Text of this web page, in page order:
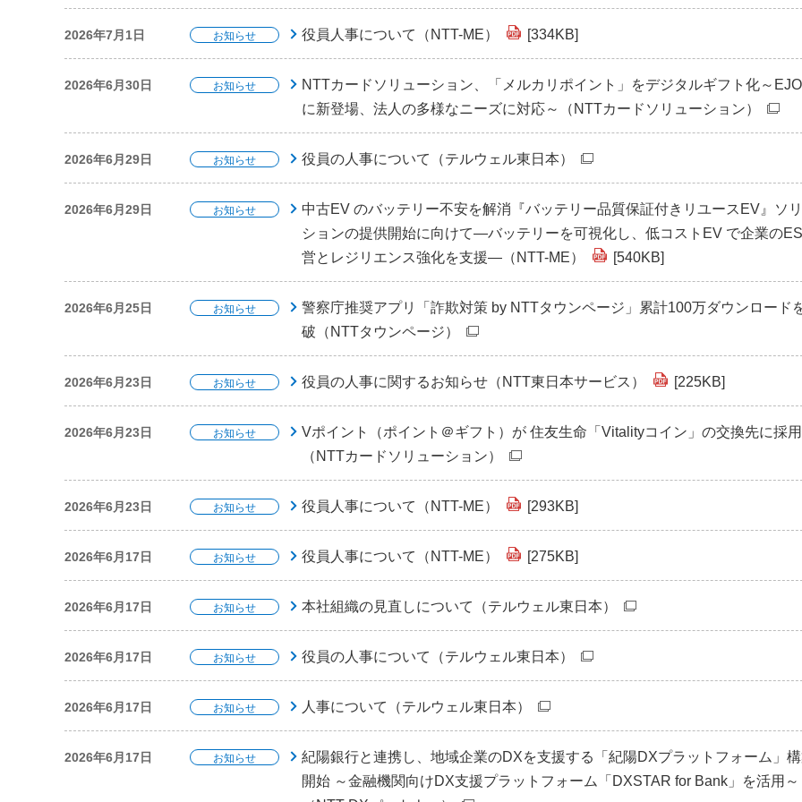
2026年7月1日 お知らせ 役員人事について（NTT-ME） [334KB]
2026年6月30日 お知らせ
NTTカードソリューション、「メルカリポイント」をデジタルギフト化～
に新登場、法人の多様なニーズに対応～（NTTカードソリューション）
2026年6月29日 お知らせ 役員の人事について（テルウェル東日本）
2026年6月29日 お知らせ
中古EV のバッテリー不安を解消『バッテリー品質保証付きリユースEV』ソ
ションの提供開始に向けて―バッテリーを可視化し、低コストEV で企業の
営とレジリエンス強化を支援―（NTT-ME）
[540KB]
2026年6月25日 お知らせ
警察庁推奨アプリ「詐欺対策 by NTTタウンページ」累計100万ダウンロード
破（NTTタウンページ）
2026年6月23日 お知らせ 役員の人事に関するお知らせ（NTT東日本サービス） [225KB]
2026年6月23日 お知らせ
Vポイント（ポイント＠ギフト）が 住友生命「Vitalityコイン」の交換先に採
（NTTカードソリューション）
2026年6月23日 お知らせ 役員人事について（NTT-ME） [293KB]
2026年6月17日 お知らせ 役員人事について（NTT-ME） [275KB]
2026年6月17日 お知らせ 本社組織の見直しについて（テルウェル東日本）
2026年6月17日 お知らせ 役員の人事について（テルウェル東日本）
2026年6月17日 お知らせ 人事について（テルウェル東日本）
2026年6月17日 お知らせ
紀陽銀行と連携し、地域企業のDXを支援する「紀陽DXプラットフォーム」
開始 ～金融機関向けDX支援プラットフォーム「DXSTAR for Bank」を活用～